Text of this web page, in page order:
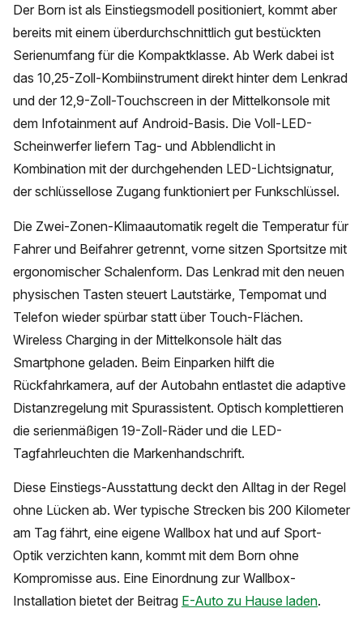
Der Born ist als Einstiegsmodell positioniert, kommt aber
bereits mit einem überdurchschnittlich gut bestückten
Serienumfang für die Kompaktklasse. Ab Werk dabei ist
das 10,25-Zoll-Kombiinstrument direkt hinter dem Lenkrad
und der 12,9-Zoll-Touchscreen in der Mittelkonsole mit
dem Infotainment auf Android-Basis. Die Voll-LED-
Scheinwerfer liefern Tag- und Abblendlicht in
Kombination mit der durchgehenden LED-Lichtsignatur,
der schlüssellose Zugang funktioniert per Funkschlüssel.
Die Zwei-Zonen-Klimaautomatik regelt die Temperatur für
Fahrer und Beifahrer getrennt, vorne sitzen Sportsitze mit
ergonomischer Schalenform. Das Lenkrad mit den neuen
physischen Tasten steuert Lautstärke, Tempomat und
Telefon wieder spürbar statt über Touch-Flächen.
Wireless Charging in der Mittelkonsole hält das
Smartphone geladen. Beim Einparken hilft die
Rückfahrkamera, auf der Autobahn entlastet die adaptive
Distanzregelung mit Spurassistent. Optisch komplettieren
die serienmäßigen 19-Zoll-Räder und die LED-
Tagfahrleuchten die Markenhandschrift.
Diese Einstiegs-Ausstattung deckt den Alltag in der Regel
ohne Lücken ab. Wer typische Strecken bis 200 Kilometer
am Tag fährt, eine eigene Wallbox hat und auf Sport-
Optik verzichten kann, kommt mit dem Born ohne
Kompromisse aus. Eine Einordnung zur Wallbox-
Installation bietet der Beitrag E-Auto zu Hause laden.